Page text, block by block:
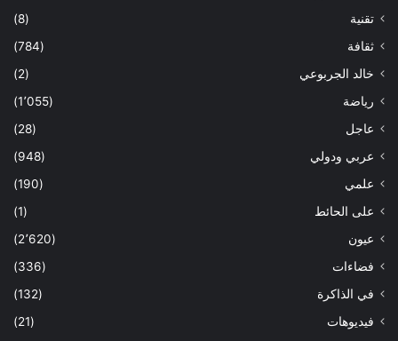
تقنية
(8)
ثقافة
(784)
خالد الجربوعي
(2)
رياضة
(1٬055)
عاجل
(28)
عربي ودولي
(948)
علمي
(190)
على الحائط
(1)
عيون
(2٬620)
فضاءات
(336)
في الذاكرة
(132)
فيديوهات
(21)